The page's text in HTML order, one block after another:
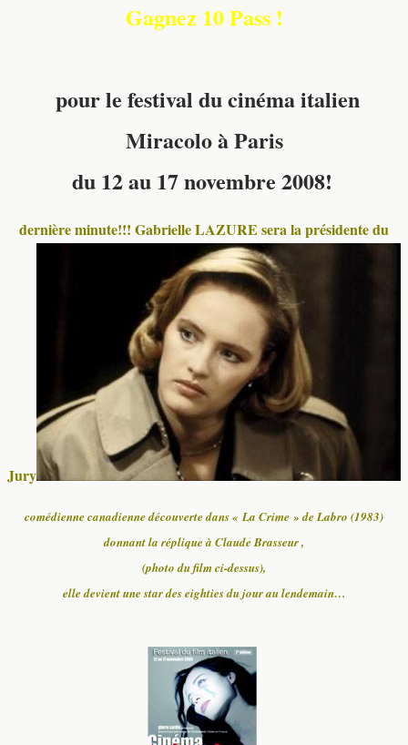
Gagnez 10 Pass !
pour le festival du cinéma italien
Miracolo à Paris
du 12 au 17 novembre 2008!
dernière minute!!! Gabrielle LAZURE sera la présidente du
Jury
comédienne canadienne découverte dans « La Crime » de Labro (1983)
donnant la réplique à Claude Brasseur ,
(photo du film ci-dessus),
elle devient une star des eighties du jour au lendemain…